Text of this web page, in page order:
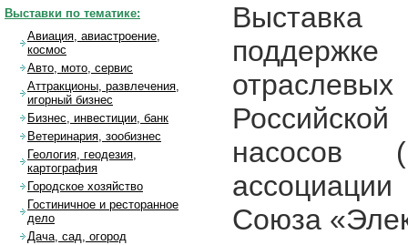
насосов
Союза
Выставки по тематике:
Авиация, авиастроение,
космос
Авто, мото, сервис
Аттракционы, развлечения,
игорный бизнес
Бизнес, инвестиции, банк
Ветеринария, зообизнес
Геология, геодезия,
картография
Городское хозяйство
Гостиничное и ресторанное
дело
Дача, сад, огород